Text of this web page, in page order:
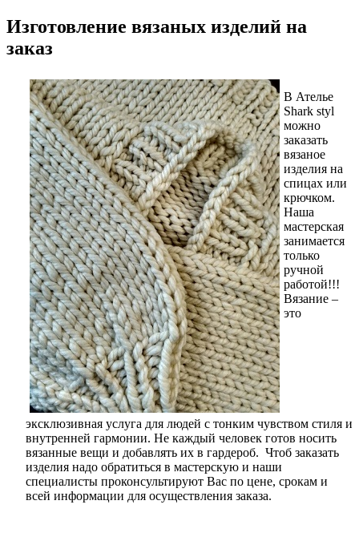
Изготовление вязаных изделий на
заказ
В Ателье
Shark styl
можно
заказать
вязаное
изделия на
спицах или
крючком.
Наша
мастерская
занимается
только
ручной
работой!!!
Вязание –
это
эксклюзивная услуга для людей с тонким чувством стиля и
внутренней гармонии. Не каждый человек готов носить
вязанные вещи и добавлять их в гардероб. Чтоб заказать
изделия надо обратиться в мастерскую и наши
специалисты проконсультируют Вас по цене, срокам и
всей информации для осуществления заказа.